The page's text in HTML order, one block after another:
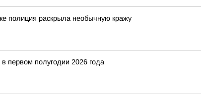
полиция раскрыла необычную кражу
первом полугодии 2026 года